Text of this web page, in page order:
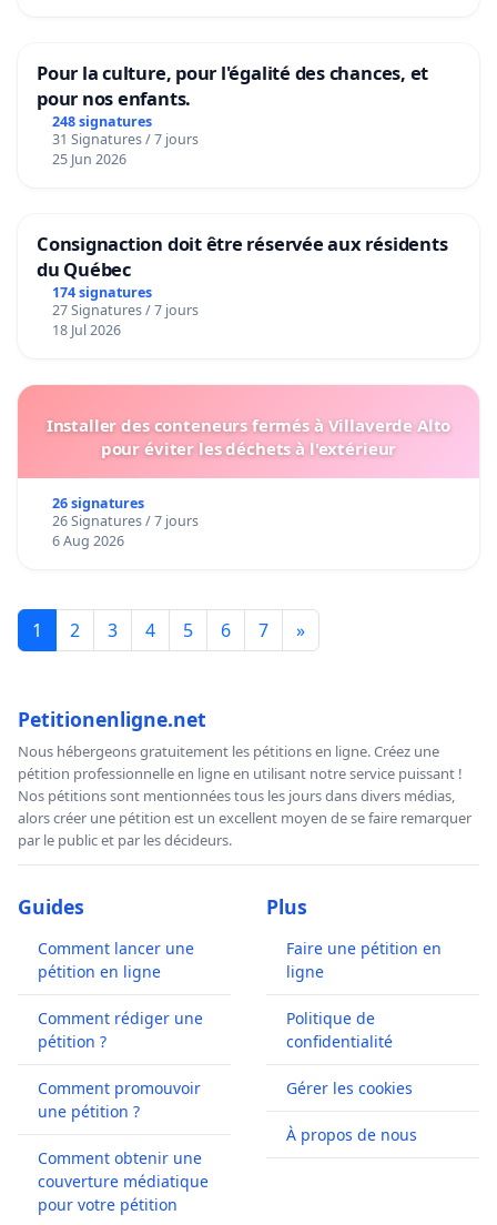
Pour la culture, pour l'égalité des chances, et
pour nos enfants.
248 signatures
31 Signatures / 7 jours
25 Jun 2026
Consignaction doit être réservée aux résidents
du Québec
174 signatures
27 Signatures / 7 jours
18 Jul 2026
Installer des conteneurs fermés à Villaverde Alto
pour éviter les déchets à l'extérieur
26 signatures
26 Signatures / 7 jours
6 Aug 2026
1 2 3 4 5 6 7 »
Petitionenligne.net
Nous hébergeons gratuitement les pétitions en ligne. Créez une
pétition professionnelle en ligne en utilisant notre service puissant !
Nos pétitions sont mentionnées tous les jours dans divers médias,
alors créer une pétition est un excellent moyen de se faire remarquer
par le public et par les décideurs.
Guides
Comment lancer une
pétition en ligne
Comment rédiger une
pétition ?
Comment promouvoir
une pétition ?
Comment obtenir une
couverture médiatique
pour votre pétition
Plus
Faire une pétition en
ligne
Politique de
confidentialité
Gérer les cookies
À propos de nous